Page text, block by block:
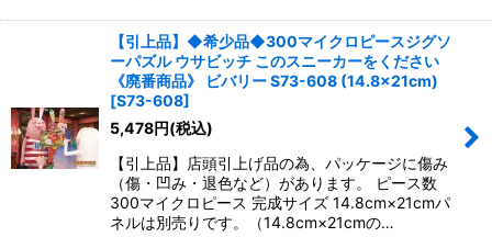
【引上品】◆希少品◆300マイクロピースジグソ
ーパズル ウサビッチ このスニーカーをください
《廃番商品》 ビバリー S73-608 (14.8×21cm)
[S73-608]
5,478円(税込)
【引上品】店頭引上げ品の為、パッケージに傷み
（傷・凹み・退色など）があります。 ピース数
300マイクロピース 完成サイズ 14.8cm×21cmパ
ネルは別売りです。（14.8cm×21cmの…